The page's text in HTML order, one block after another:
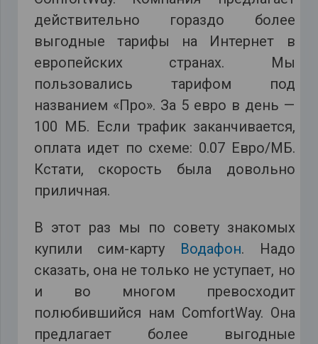
действительно гораздо более
выгодные тарифы на Интернет в
европейских странах. Мы
пользовались тарифом под
названием «Про». За 5 евро в день —
100 МБ. Если трафик заканчивается,
оплата идет по схеме: 0.07 Евро/МБ.
Кстати, скорость была довольно
приличная.
В этот раз мы по совету знакомых
купили сим-карту Водафон. Надо
сказать, она не только не уступает, но
и во многом превосходит
полюбившийся нам ComfortWay. Она
предлагает более выгодные